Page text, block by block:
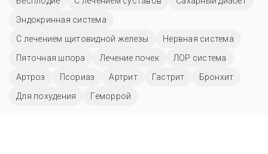
Эндокринная система
С лечением щитовидной железы
Нервная система
Пяточная шпора
Лечение почек
ЛОР система
Артроз
Псориаз Артрит Гастрит
Бронхит
Для похудения
Геморрой